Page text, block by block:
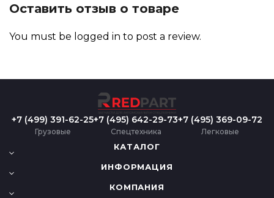
Оставить отзыв о товаре
You must be logged in to post a review.
+7 (499) 391-62-25
Грузовые
+7 (495) 642-29-73
Спецтехника
+7 (495) 369-09-72
Легковые
КАТАЛОГ
ИНФОРМАЦИЯ
КОМПАНИЯ